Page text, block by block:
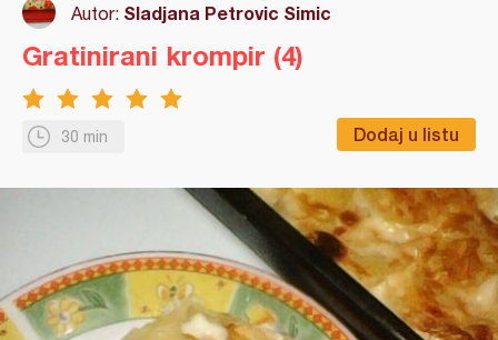
Autor: Sladjana Petrovic Simic
30 min Dodaj u listu
Gratinirani krompir (4)